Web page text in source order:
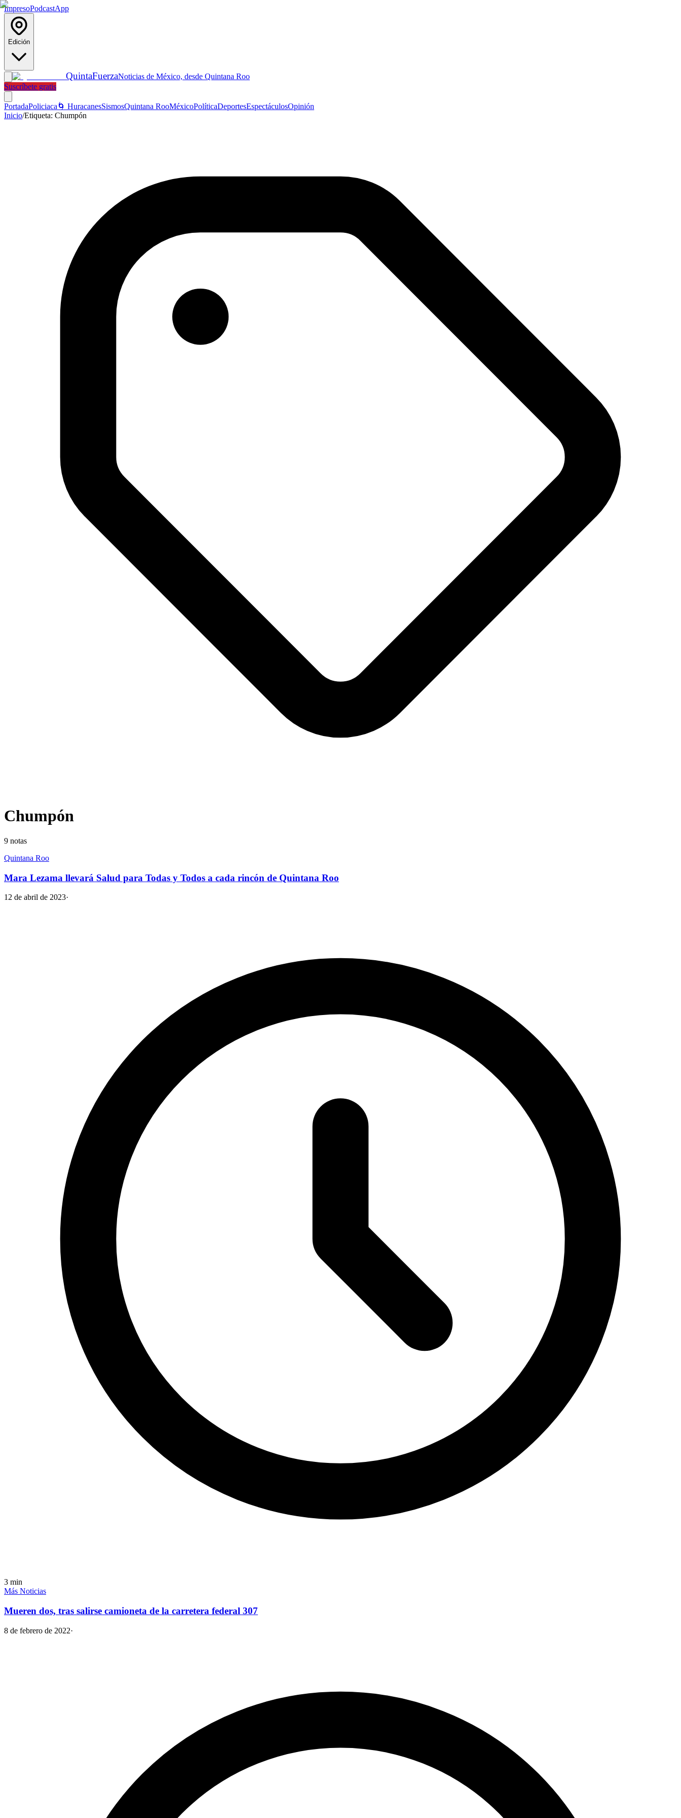
ImpresoPodcastApp
Edición
QuintaFuerzaNoticias de México, desde Quintana Roo
Suscríbete gratis
PortadaPoliciaca 🌀 HuracanesSismosQuintana RooMéxicoPolíticaDeportesEspectáculosOpinión
Inicio/Etiqueta: Chumpón
Chumpón
9 notas
Quintana Roo
Mara Lezama llevará Salud para Todas y Todos a cada rincón de Quintana Roo
12 de abril de 2023·
3 min
Más Noticias
Mueren dos, tras salirse camioneta de la carretera federal 307
8 de febrero de 2022·